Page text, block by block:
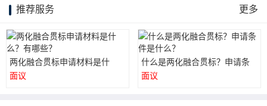
推荐服务 更多
两化融合贯标申请材料是什
么？有哪些？
面议
什么是两化融合贯标？申请条
件是什么？
面议